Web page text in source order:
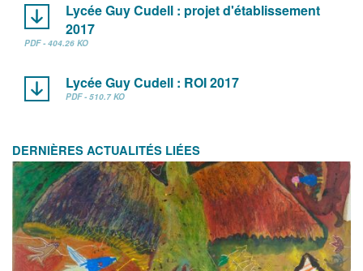
Lycée Guy Cudell : projet d'établissement
2017
PDF - 404.26 KO
Lycée Guy Cudell : ROI 2017
PDF - 510.7 KO
DERNIÈRES ACTUALITÉS LIÉES